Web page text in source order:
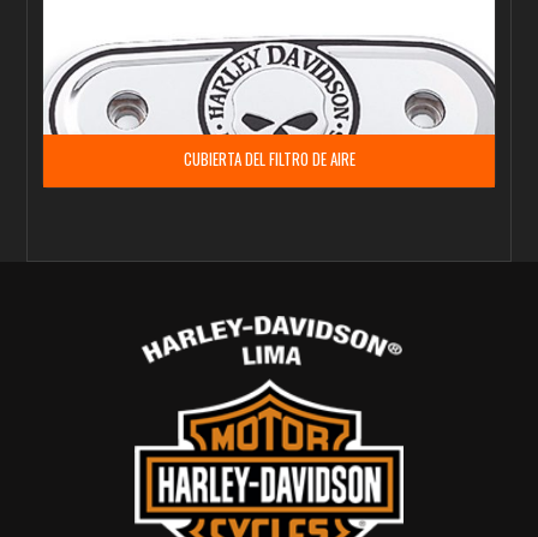
CUBIERTA DEL FILTRO DE AIRE